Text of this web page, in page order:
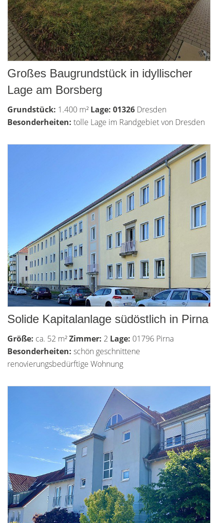
Großes Baugrundstück in idyllischer
Lage am Borsberg
Grundstück: 1.400 m² Lage: 01326 Dresden
Besonderheiten: tolle Lage im Randgebiet von Dresden
Solide Kapitalanlage südöstlich in Pirna
Größe: ca. 52 m²Zimmer: 2 Lage: 01796 Pirna
Besonderheiten: schön geschnittene
renovierungsbedürftige Wohnung